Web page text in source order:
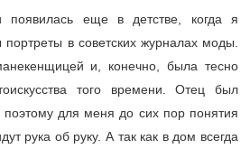
появилась еще в детстве, когда я
в советских журналах моды.
и, конечно, была тесно
того времени. Отец был
для меня до сих пор понятия
рука об руку. А так как в дом всегда